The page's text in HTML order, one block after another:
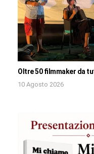
Oltre 50 filmmaker da
10 Agosto 2026